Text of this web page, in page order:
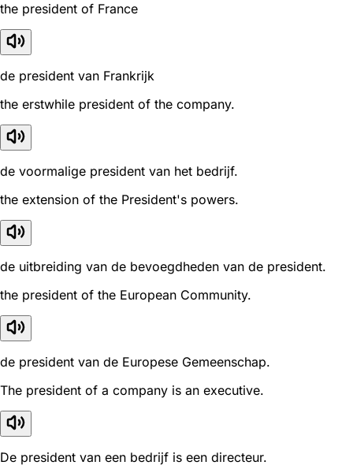
the president of France
de president van Frankrijk
the erstwhile president of the company.
de voormalige president van het bedrijf.
the extension of the President's powers.
de uitbreiding van de bevoegdheden van de president.
the president of the European Community.
de president van de Europese Gemeenschap.
The president of a company is an executive.
De president van een bedrijf is een directeur.